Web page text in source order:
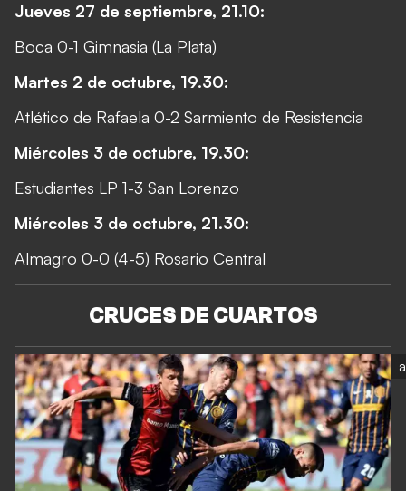
Jueves 27 de septiembre, 21.10:
Boca 0-1 Gimnasia (La Plata)
Martes 2 de octubre, 19.30:
Atlético de Rafaela 0-2 Sarmiento de Resistencia
Miércoles 3 de octubre, 19.30:
Estudiantes LP 1-3 San Lorenzo
Miércoles 3 de octubre, 21.30:
Almagro 0-0 (4-5) Rosario Central
CRUCES DE CUARTOS